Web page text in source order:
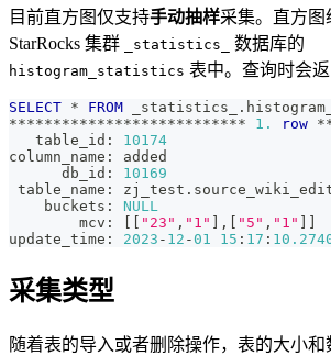
目前直方图仅支持手动抽样采集。直方图
StarRocks 集群
_statistics_ 数据库的
histogram_statistics 表中。查询时会
SELECT * FROM _statistics_ .
*************************** 1. row *
   table_id:
10174
column_name: added
      db_id:
10169
table_name: zj_test .
    buckets:
NULL
        mcv:
"23" , "1" , "5" , "1"
update_time: 2023 - 12 -01 15 : 17 :
采集类型
随着表的导入或者删除操作，表的大小和